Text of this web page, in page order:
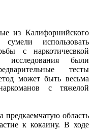
из Калифорнийского
использовать
с наркотичесвкой
исследования были
тесты
может быть весьма
с тяжелой
предкаемчатую область
к кокаину. В ходе